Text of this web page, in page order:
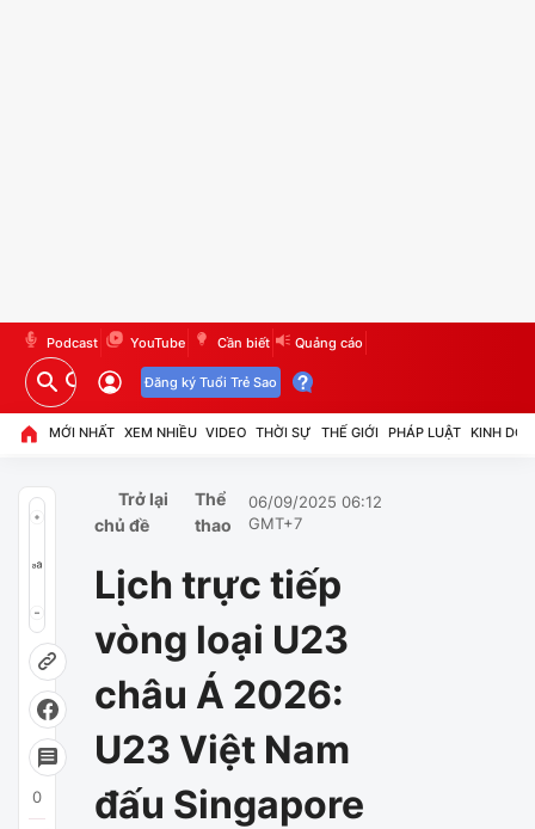
Podcast YouTube Cần biết Quảng cáo
Đăng ký Tuổi Trẻ Sao
MỚI NHẤT XEM NHIỀU VIDEO THỜI SỰ THẾ GIỚI PHÁP LUẬT KINH
0
Trở lại
chủ đề
Thể
thao
06/09/2025 06:12
GMT+7
Lịch trực tiếp
vòng loại U23
châu Á 2026:
U23 Việt Nam
đấu Singapore